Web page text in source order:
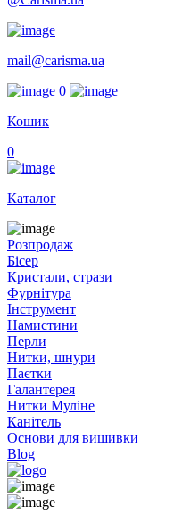
mail@carisma.ua
0
Кошик
0
Каталог
Розпродаж
Бісер
Кристали, стрази
Фурнітура
Інструмент
Намистини
Перли
Нитки, шнури
Паєтки
Галантерея
Нитки Муліне
Канітель
Основи для вишивки
Blog